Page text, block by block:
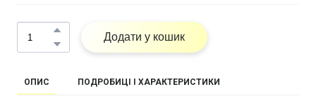
Додати у кошик
ОПИС ПОДРОБИЦІ І ХАРАКТЕРИСТИКИ